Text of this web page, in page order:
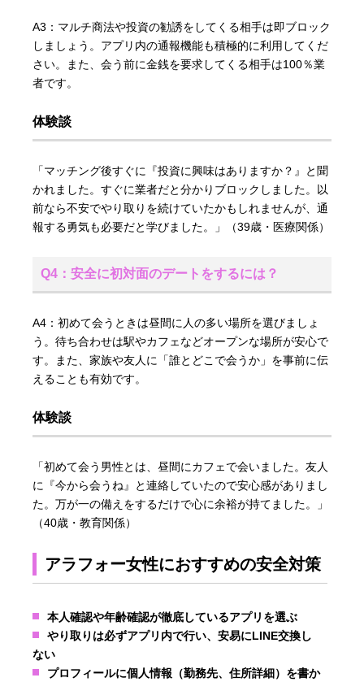
A3：マルチ商法や投資の勧誘をしてくる相手は即ブロック
しましょう。アプリ内の通報機能も積極的に利用してくだ
さい。また、会う前に金銭を要求してくる相手は100％業
者です。
体験談
「マッチング後すぐに『投資に興味はありますか？』と聞
かれました。すぐに業者だと分かりブロックしました。以
前なら不安でやり取りを続けていたかもしれませんが、通
報する勇気も必要だと学びました。」（39歳・医療関係）
Q4：安全に初対面のデートをするには？
A4：初めて会うときは昼間に人の多い場所を選びましょ
う。待ち合わせは駅やカフェなどオープンな場所が安心で
す。また、家族や友人に「誰とどこで会うか」を事前に伝
えることも有効です。
体験談
「初めて会う男性とは、昼間にカフェで会いました。友人
に『今から会うね』と連絡していたので安心感がありまし
た。万が一の備えをするだけで心に余裕が持てました。」
（40歳・教育関係）
アラフォー女性におすすめの安全対策
本人確認や年齢確認が徹底しているアプリを選ぶ
やり取りは必ずアプリ内で行い、安易にLINE交換し
ない
プロフィールに個人情報（勤務先、住所詳細）を書か